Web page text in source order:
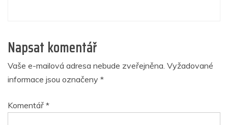
Napsat komentář
Vaše e-mailová adresa nebude zveřejněna. Vyžadované
informace jsou označeny *
Komentář *